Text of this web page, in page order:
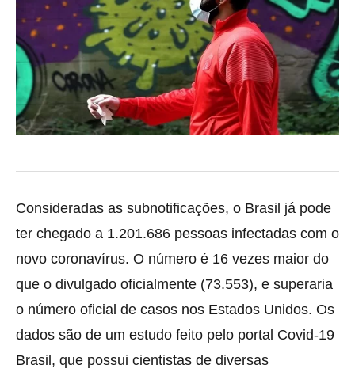
Consideradas as subnotificações, o Brasil já pode
ter chegado a 1.201.686 pessoas infectadas com o
novo coronavírus. O número é 16 vezes maior do
que o divulgado oficialmente (73.553), e superaria
o número oficial de casos nos Estados Unidos. Os
dados são de um estudo feito pelo portal Covid-19
Brasil, que possui cientistas de diversas